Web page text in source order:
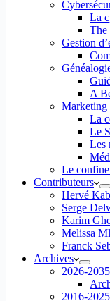
La
The
Gestion
A
Marketing
La
Le
Les
Le
Contributeurs
Hervé
Serge
Karim
Melissa
Franck
Archives
2026-2035
2016-2025